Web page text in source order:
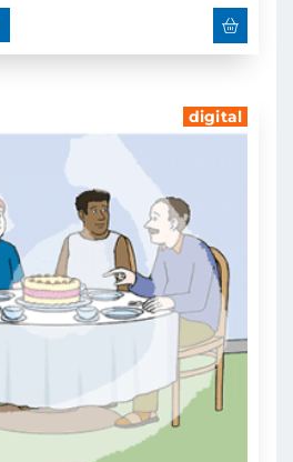
digital